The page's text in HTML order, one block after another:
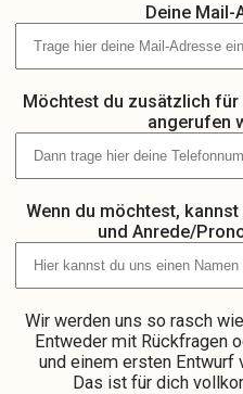
Deine Mail-
Möchtest du zusätzlich
angerufen
Wenn du möchtest,
und Anrede/
Wir werden uns so rasch
Entweder mit Rückfragen
und einem ersten Entwurf
Das ist für dich